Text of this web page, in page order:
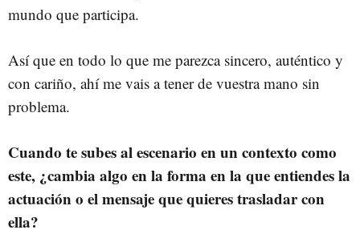
mundo que participa.
Así que en todo lo que me parezca sincero, auténtico y
con cariño, ahí me vais a tener de vuestra mano sin
problema.
Cuando te subes al escenario en un contexto como
este, ¿cambia algo en la forma en la que entiendes la
actuación o el mensaje que quieres trasladar con
ella?